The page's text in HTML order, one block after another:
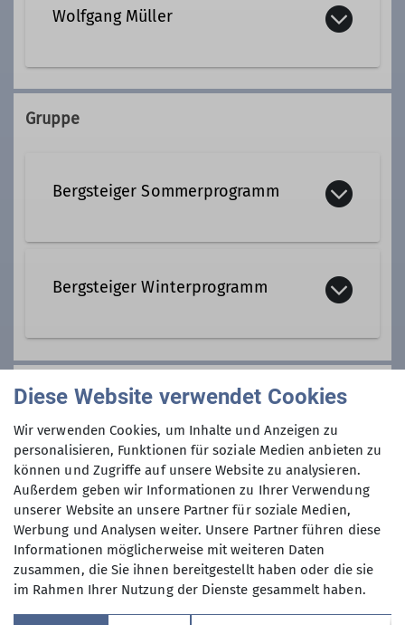
Qualifikationen
Wolfgang Müller
wolfgang.mueller@dav-altdorf.de
Gruppe
Bergsteiger Sommerprogramm
Gebirge; von Oktober - März in
Watzmann: auf gemeinsamen Touren
in Fels und Eis geben unsere Trainer
Tipps für die Teilnehmer.
Von Mai bis Oktober gehen wir in der
Fränkischen- oder Hersbrucker
Schweiz gemeinsam selbstständig
klettern. Zur Bildung von
Fahrgemeinschaften treffen wir uns
Dienstag abends und sonntags zur
vereinbarten Zeit am Bahnhof in
Bergsteiger Winterprogramm
Schneelandschaften und Gipfel sind
unsere Ziele im Winter, als Skitour
oder auch Skihochtour, auf
Tourenskiern oder Snowboards oder
auch mal Langlaufskiern, in den
Alpen, Mittelgebirgen oder auch
Zuhause.
Die Skitouren starten im Tal oder auf
Hütten, als Tages- oder
Mehrtagestouren, als Gipfeltouren
oder Überschreitungen, von leicht bis
Anmeldung
bei einem der Kursleiter
Maximale Teilnehmeranzahl
10
Diese Website verwendet Cookies
Wir verwenden Cookies, um Inhalte und Anzeigen zu
personalisieren, Funktionen für soziale Medien anbieten zu
können und Zugriffe auf unsere Website zu analysieren.
Außerdem geben wir Informationen zu Ihrer Verwendung
unserer Website an unsere Partner für soziale Medien,
Werbung und Analysen weiter. Unsere Partner führen diese
Informationen möglicherweise mit weiteren Daten
zusammen, die Sie ihnen bereitgestellt haben oder die sie
im Rahmen Ihrer Nutzung der Dienste gesammelt haben.